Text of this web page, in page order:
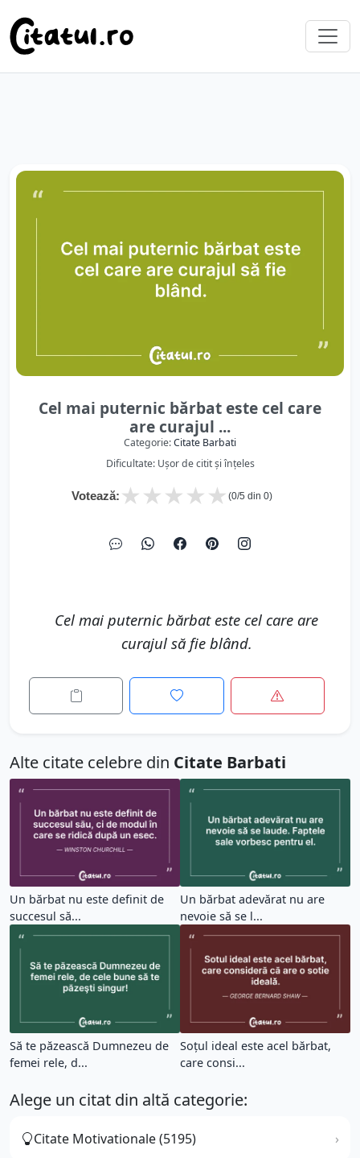
Cel mai puternic bărbat este cel care
are curajul ...
Categorie:Citate Barbati
Dificultate: Ușor de citit și înțeles
Votează: ★
★
★
★
★ (0/5 din 0)
Cel mai puternic bărbat este cel care are
curajul să fie blând.
Alte citate celebre din Citate Barbati
Un bărbat nu este definit de
succesul să...
Un bărbat adevărat nu are
nevoie să se l...
Să te păzească Dumnezeu de
femei rele, d...
Soțul ideal este acel bărbat,
care consi...
Alege un citat din altă categorie:
Citate Motivationale (5195)